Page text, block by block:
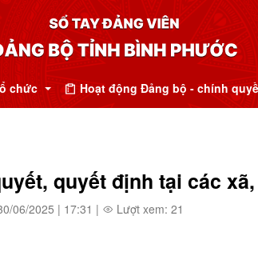
chức
Ủy viên Ban Chấp hành
Đảng bộ
Tỉnh ủy
Tỉnh ủy
Hoạt động Đảng bộ - chính
quyết định tại các
06/2025 | 17:31 |
Lượt xem: 21